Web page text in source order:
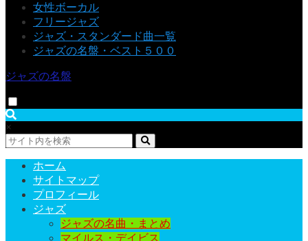
女性ボーカル
フリージャズ
ジャズ・スタンダード曲一覧
ジャズの名盤・ベスト５００
ジャズの名盤
×
ホーム
サイトマップ
プロフィール
ジャズ
ジャズの名曲・まとめ
マイルス・デイビス